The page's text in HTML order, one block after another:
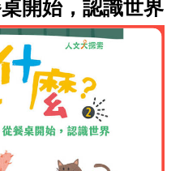
開始，認識世界